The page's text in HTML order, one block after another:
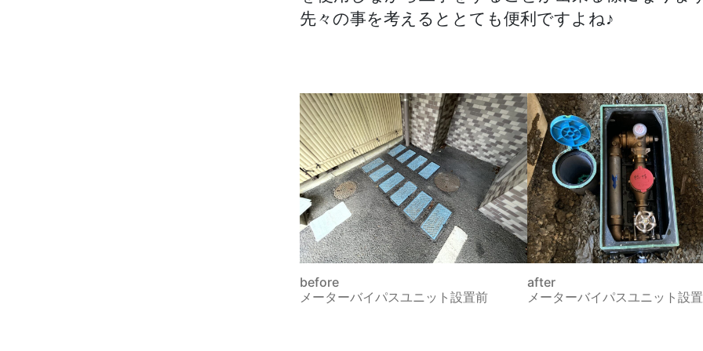
先々の事を考えるととても便利ですよね♪
before
メーターバイパスユニット設置前
after
メーターバイパスユニット設